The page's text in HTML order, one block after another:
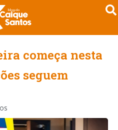
começa nesta
seguem